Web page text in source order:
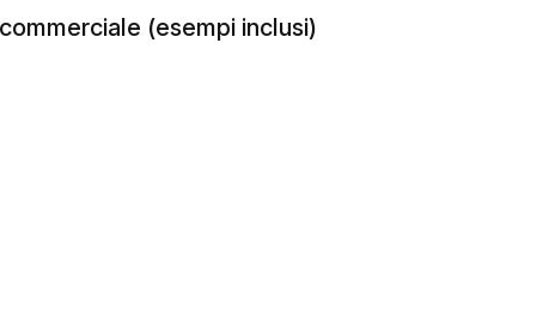
(esempi inclusi)